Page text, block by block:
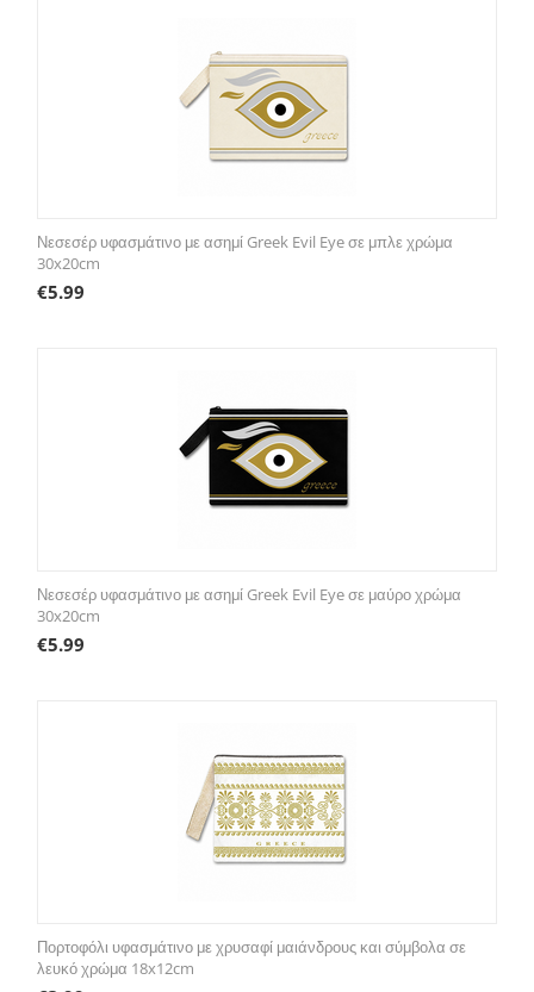
Νεσεσέρ υφασμάτινο με ασημί Greek Evil Eye σε μπλε χρώμα
30x20cm
€5.99
Νεσεσέρ υφασμάτινο με ασημί Greek Evil Eye σε μαύρο χρώμα
30x20cm
€5.99
Πορτοφόλι υφασμάτινο με χρυσαφί μαιάνδρους και σύμβολα σε
λευκό χρώμα 18x12cm